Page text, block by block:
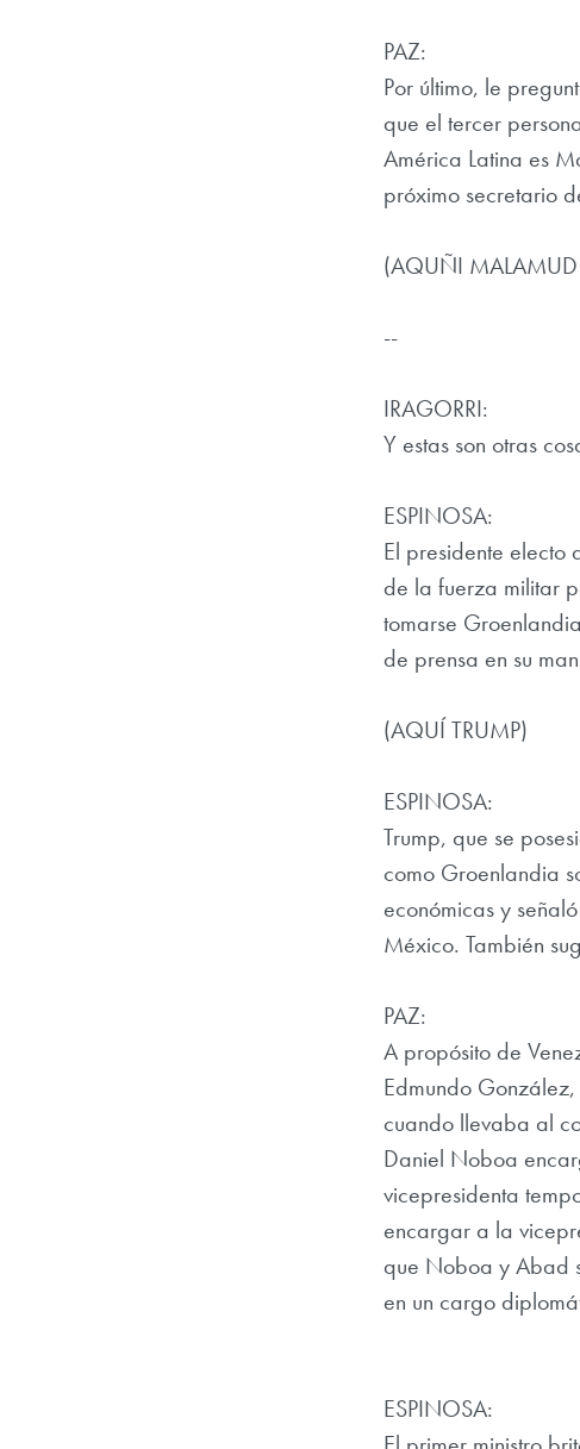
PAZ:
Por último, le
que el tercer
América Latina es
próximo secretario
(AQUÑI
--
IRAGORRI:
Y estas son otras
ESPINOSA:
El presidente electo
de la fuerza militar
tomarse
de prensa en su
(AQUÍ TRUMP)
ESPINOSA:
Trump, que se
como Groenlandia
económicas y
México. También
PAZ:
A propósito de
Edmundo
cuando llevaba al
Daniel Noboa
vicepresidenta
encargar a la
que Noboa y Abad
en un cargo
ESPINOSA: